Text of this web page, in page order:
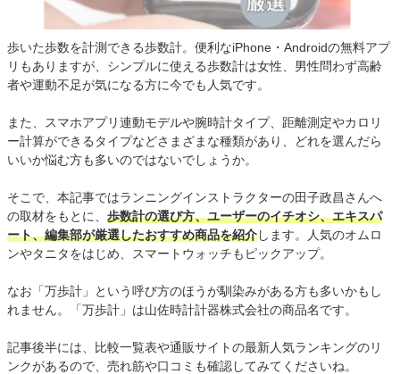
歩いた歩数を計測できる歩数計。便利なiPhone・Androidの無料アプ
リもありますが、シンプルに使える歩数計は女性、男性問わず高齢
者や運動不足が気になる方に今でも人気です。
また、スマホアプリ連動モデルや腕時計タイプ、距離測定やカロリ
ー計算ができるタイプなどさまざまな種類があり、どれを選んだら
いいか悩む方も多いのではないでしょうか。
そこで、本記事ではランニングインストラクターの田子政昌さんへ
の取材をもとに、 歩数計の選び方、ユーザーのイチオシ、エキスパ
ート、編集部が厳選したおすすめ商品を紹介します。人気のオムロ
ンやタニタをはじめ、スマートウォッチもピックアップ。
なお「万歩計」という呼び方のほうが馴染みがある方も多いかもし
れません。「万歩計」は山佐時計計器株式会社の商品名です。
記事後半には、比較一覧表や通販サイトの最新人気ランキングのリ
ンクがあるので、売れ筋や口コミも確認してみてくださいね。